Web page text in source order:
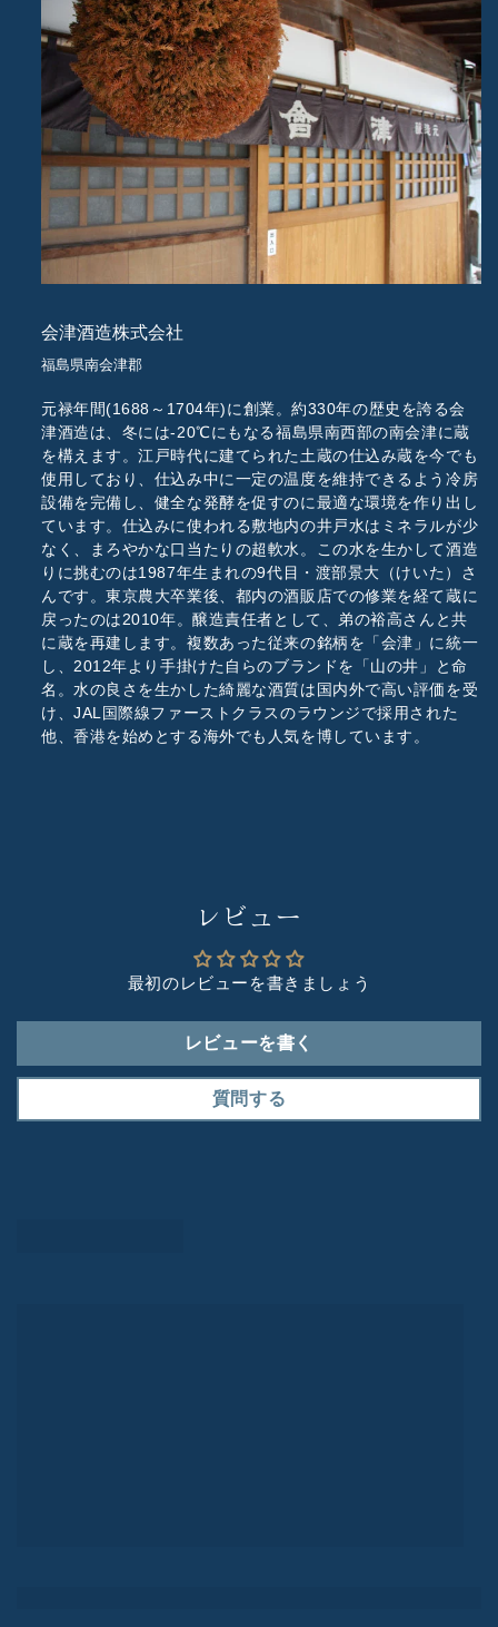
会津酒造株式会社
福島県南会津郡
元禄年間(1688～1704年)に創業。約330年の歴史を誇る会
津酒造は、冬には-20℃にもなる福島県南西部の南会津に蔵
を構えます。江戸時代に建てられた土蔵の仕込み蔵を今でも
使用しており、仕込み中に一定の温度を維持できるよう冷房
設備を完備し、健全な発酵を促すのに最適な環境を作り出し
ています。仕込みに使われる敷地内の井戸水はミネラルが少
なく、まろやかな口当たりの超軟水。この水を生かして酒造
りに挑むのは1987年生まれの9代目・渡部景大（けいた）さ
んです。東京農大卒業後、都内の酒販店での修業を経て蔵に
戻ったのは2010年。醸造責任者として、弟の裕高さんと共
に蔵を再建します。複数あった従来の銘柄を「会津」に統一
し、2012年より手掛けた自らのブランドを「山の井」と命
名。水の良さを生かした綺麗な酒質は国内外で高い評価を受
け、JAL国際線ファーストクラスのラウンジで採用された
他、香港を始めとする海外でも人気を博しています。
レビュー
最初のレビューを書きましょう
レビューを書く
質問する